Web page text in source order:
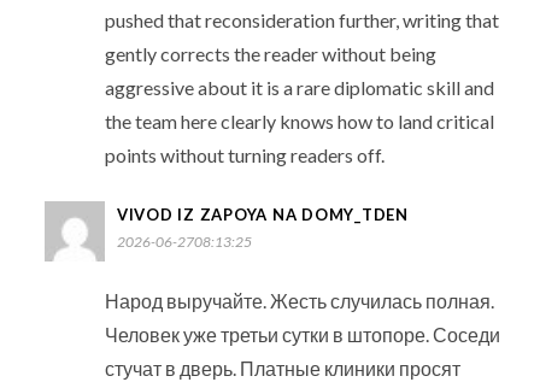
pushed that reconsideration further, writing that
gently corrects the reader without being
aggressive about it is a rare diplomatic skill and
the team here clearly knows how to land critical
points without turning readers off.
VIVOD IZ ZAPOYA NA DOMY_TDEN
2026-06-2708:13:25
Народ выручайте. Жесть случилась полная.
Человек уже третьи сутки в штопоре. Соседи
стучат в дверь. Платные клиники просят